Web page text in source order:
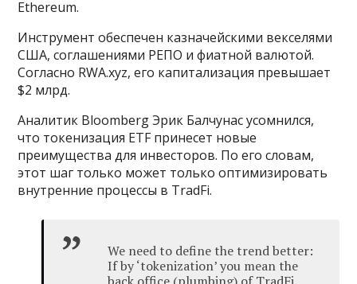
Ethereum.
Инструмент обеспечен казначейскими векселями
США, соглашениями РЕПО и фиатной валютой.
Согласно RWA.xyz, его капитализация превышает
$2 млрд.
Аналитик Bloomberg Эрик Балчунас усомнился,
что токенизация ETF принесет новые
преимущества для инвесторов. По его словам,
этот шаг только может только оптимизировать
внутренние процессы в TradFi.
We need to define the trend better:
If by ‘tokenization’ you mean the